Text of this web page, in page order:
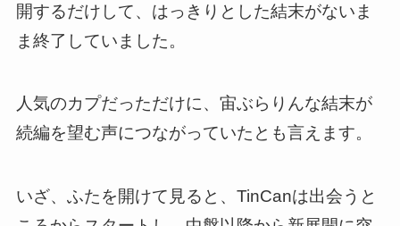
開するだけして、はっきりとした結末がないま
ま終了していました。
人気のカプだっただけに、宙ぶらりんな結末が
続編を望む声につながっていたとも言えます。
いざ、ふたを開けて見ると、TinCanは出会うと